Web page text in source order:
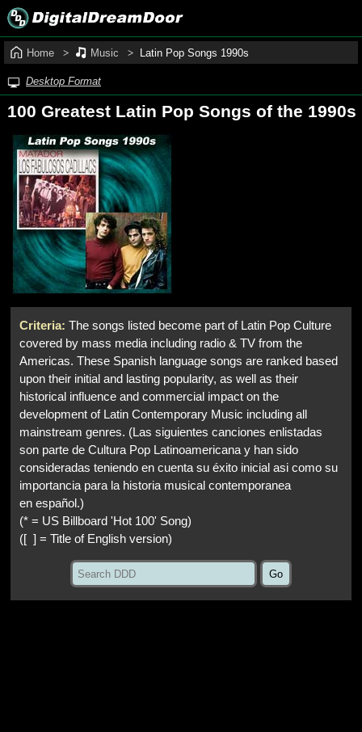
Home Music Latin Pop Songs 1990s
Desktop Format
100 Greatest Latin Pop Songs of the 1990s
Criteria: The songs listed become part of Latin Pop Culture
covered by mass media including radio & TV from the
Americas. These Spanish language songs are ranked based
upon their initial and lasting popularity, as well as their
historical influence and commercial impact on the
development of Latin Contemporary Music including all
mainstream genres. (Las siguientes canciones enlistadas
son parte de Cultura Pop Latinoamericana y han sido
consideradas teniendo en cuenta su éxito inicial asi como su
importancia para la historia musical contemporanea
en español.)
(* = US Billboard 'Hot 100' Song)
([ ] = Title of English version)